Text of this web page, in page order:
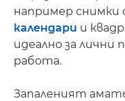
например снимки
календари и
идеално за лични
работа.
Запаленият